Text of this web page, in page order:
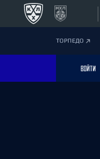
ТОРПЕДО
ВОЙТИ